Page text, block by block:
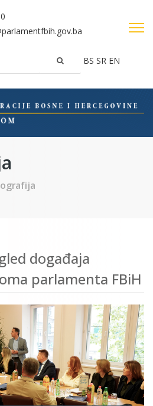
BS SR EN
događaja
parlamenta FBiH